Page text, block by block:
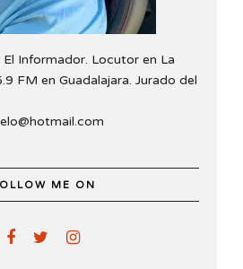
Informador. Locutor en La
FM en Guadalajara. Jurado del
ME ON